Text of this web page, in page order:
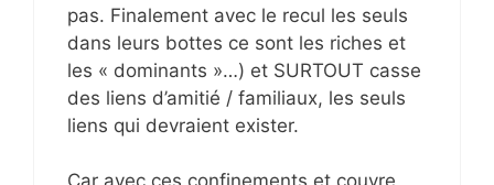
pas. Finalement avec le recul les seuls
dans leurs bottes ce sont les riches et
les « dominants »…) et SURTOUT casse
des liens d’amitié / familiaux, les seuls
liens qui devraient exister.
Car avec ces confinements et couvre